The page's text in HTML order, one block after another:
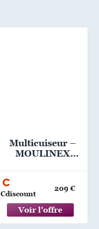
Multicuiseur –
MOULINEX
Cdiscount
209 €